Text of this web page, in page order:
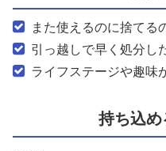
また使えるのに捨てる
引っ越しで早く処分し
ライフステージや趣味
持ち込め